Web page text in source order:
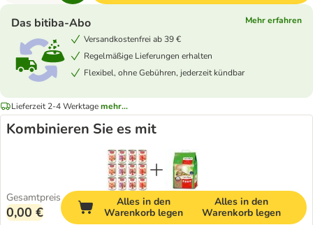
Das bitiba-Abo
Mehr erfahren
Versandkostenfrei ab 39 €
Regelmäßige Lieferungen erhalten
Flexibel, ohne Gebühren, jederzeit kündbar
Lieferzeit 2-4 Werktagemehr...
Kombinieren Sie es mit
Gesamtpreis
0,00 €
Alles in den
Warenkorb legen
Alles in den
Warenkorb legen